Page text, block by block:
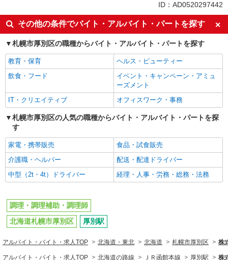
ID：AD0520297442
その他の条件でバイト・アルバイト・パートを探す
札幌市厚別区の職種からバイト・アルバイト・パートを探す
教育・保育
ヘルス・ビューティー
飲食・フード
イベント・キャンペーン・アミュ
ーズメント
IT・クリエイティブ
オフィスワーク・事務
札幌市厚別区の人気の職種からバイト・アルバイト・パートを探
す
家電・携帯販売
食品・試食販売
介護職・ヘルパー
配送・配達ドライバー
中型（2t・4t）ドライバー
経理・人事・労務・総務・法務
調理・調理補助・調理師
北海道札幌市厚別区
厚別駅
アルバイト・バイト・求人TOP 北海道・東北 北海道 札幌市厚別区 株
アルバイト・バイト・求人TOP 北海道の路線 ＪＲ函館本線 厚別駅 株